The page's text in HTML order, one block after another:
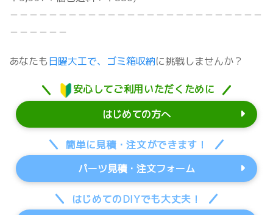
－－－－－－－－－－－－－－－－－－－－－－－－－－
－－－－－－
あなたも日曜大工で、ゴミ箱収納に挑戦しませんか？
安心してご利用いただくために
はじめての方へ
簡単に見積・注文ができます！
パーツ見積・注文フォーム
はじめてのDIYでも大丈夫！